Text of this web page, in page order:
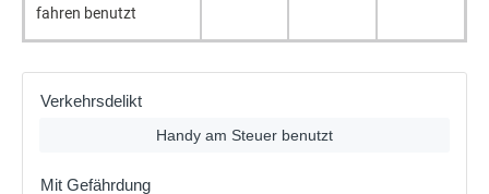
fahren benutzt